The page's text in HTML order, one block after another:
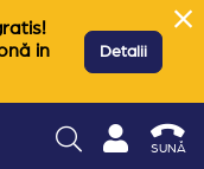
in
Detalii
SUNĂ